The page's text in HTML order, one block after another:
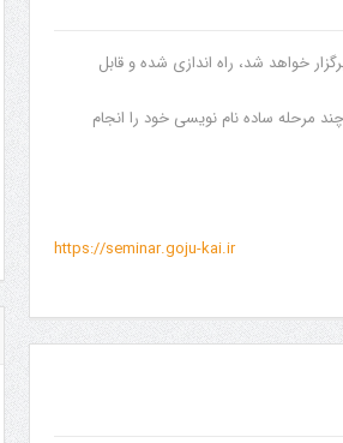
خواهد شد، راه اندازی شده و قابل
مرحله ساده نام نویسی خود را انجام
https://seminar.goju-kai.ir